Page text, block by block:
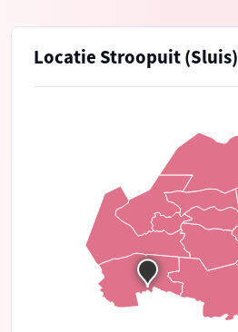
Locatie Stroopuit (Sluis)